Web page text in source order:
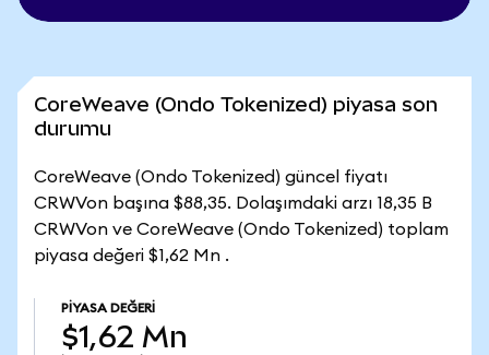
CoreWeave (Ondo Tokenized) piyasa son
durumu
CoreWeave (Ondo Tokenized) güncel fiyatı
CRWVon başına $88,35. Dolaşımdaki arzı 18,35 B
CRWVon ve CoreWeave (Ondo Tokenized) toplam
piyasa değeri $1,62 Mn .
PIYASA DEĞERI
$1,62 Mn